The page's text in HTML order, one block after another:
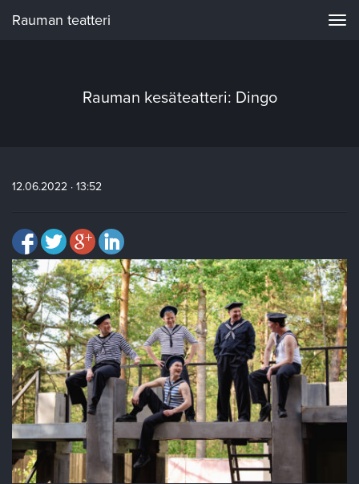
Rauman teatteri
Rauman kesäteatteri: Dingo
12.06.2022 · 13:52